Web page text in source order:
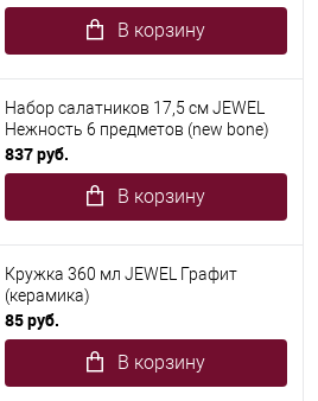
В корзину
Набор салатников 17,5 см JEWEL
Нежность 6 предметов (new bone)
837 руб.
В корзину
Кружка 360 мл JEWEL Графит
(керамика)
85 руб.
В корзину